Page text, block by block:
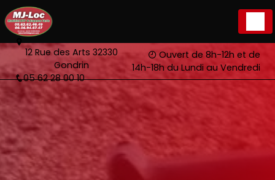
12 Rue des Arts 32330
Gondrin
05 62 28 00 10
Ouvert de 8h-12h et de
14h-18h du Lundi au Vendredi
Panneau de gestion des cookies